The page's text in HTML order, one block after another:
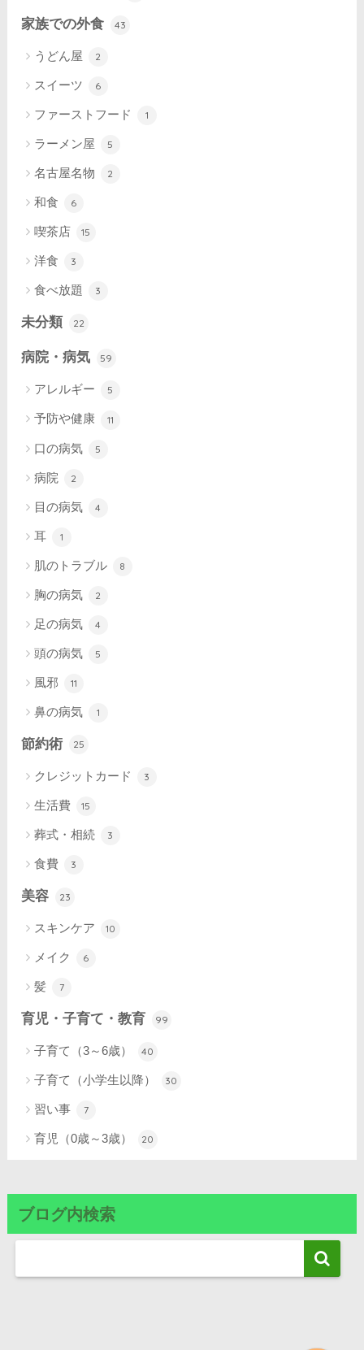
家族での外食 43
うどん屋 2
スイーツ 6
ファーストフード 1
ラーメン屋 5
名古屋名物 2
和食 6
喫茶店 15
洋食 3
食べ放題 3
未分類 22
病院・病気 59
アレルギー 5
予防や健康 11
口の病気 5
病院 2
目の病気 4
耳 1
肌のトラブル 8
胸の病気 2
足の病気 4
頭の病気 5
風邪 11
鼻の病気 1
節約術 25
クレジットカード 3
生活費 15
葬式・相続 3
食費 3
美容 23
スキンケア 10
メイク 6
髪 7
育児・子育て・教育 99
子育て（3～6歳） 40
子育て（小学生以降） 30
習い事 7
育児（0歳～3歳） 20
ブログ内検索